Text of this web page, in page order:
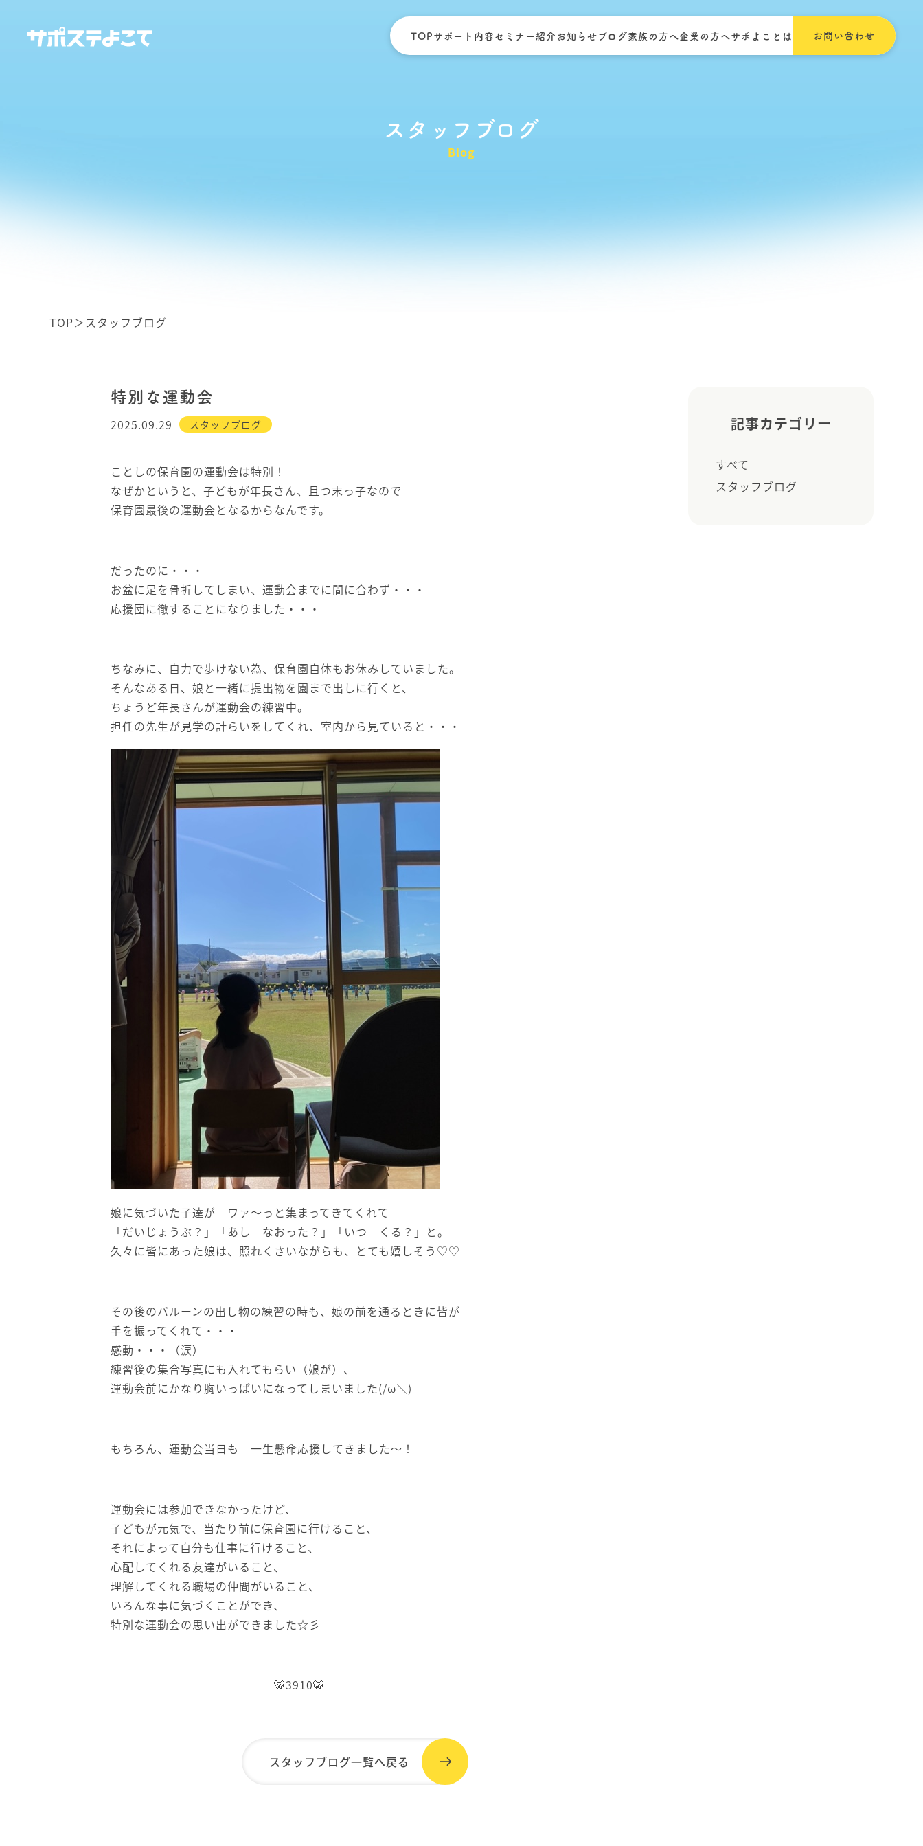
TOP サポート内容 セミナー紹介 お知らせ ブログ 家族の方へ企業の方へサポよことは お問い合わせ
スタッフブログ
Blog
TOP＞ スタッフブログ
特別な運動会
2025.09.29
スタッフブログ
ことしの保育園の運動会は特別！
なぜかというと、子どもが年長さん、且つ末っ子なので
保育園最後の運動会となるからなんです。
だったのに・・・
お盆に足を骨折してしまい、運動会までに間に合わず・・・
応援団に徹することになりました・・・
ちなみに、自力で歩けない為、保育園自体もお休みしていました。
そんなある日、娘と一緒に提出物を園まで出しに行くと、
ちょうど年長さんが運動会の練習中。
担任の先生が見学の計らいをしてくれ、室内から見ていると・・・
娘に気づいた子達が ワァ～っと集まってきてくれて
「だいじょうぶ？」「あし なおった？」「いつ くる？」と。
久々に皆にあった娘は、照れくさいながらも、とても嬉しそう♡♡
その後のバルーンの出し物の練習の時も、娘の前を通るときに皆が
手を振ってくれて・・・
感動・・・（涙）
練習後の集合写真にも入れてもらい（娘が）、
運動会前にかなり胸いっぱいになってしまいました(/ω＼)
もちろん、運動会当日も 一生懸命応援してきました～！
運動会には参加できなかったけど、
子どもが元気で、当たり前に保育園に行けること、
それによって自分も仕事に行けること、
心配してくれる友達がいること、
理解してくれる職場の仲間がいること、
いろんな事に気づくことができ、
特別な運動会の思い出ができました☆彡
🐯3910🐯
スタッフブログ一覧へ戻る
記事カテゴリー
すべて
スタッフブログ